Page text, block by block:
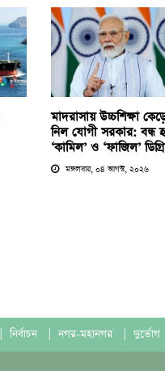
মাদরাসায় উচ্চশিক্ষা
নিল যোগী সরকার: বন্ধ
‘কামিল’ ও ‘ফাজিল’ ডিগ্রি
মঙ্গলবার, ০৪ আগস্ট, ২০২৬
নির্বাচন নগর-মহানগর দুর্ভোগ